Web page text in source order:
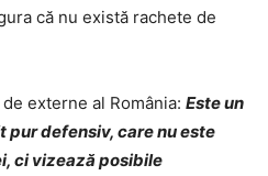
că nu există rachete de
externe al România: Este un
pur defensiv, care nu este
ci vizează posibile